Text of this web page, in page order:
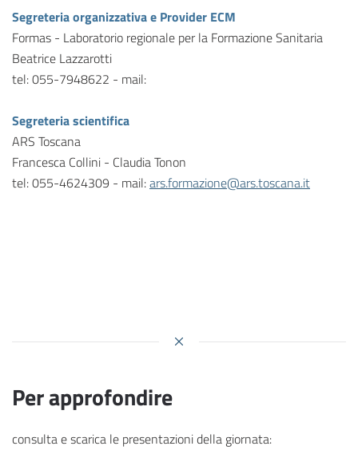
Segreteria organizzativa e Provider ECM
Formas - Laboratorio regionale per la Formazione Sanitaria
Beatrice Lazzarotti
tel: 055-7948622 - mail:
Segreteria scientifica
ARS Toscana
Francesca Collini - Claudia Tonon
tel: 055-4624309 - mail:ars.formazione@ars.toscana.it
Per approfondire
consulta e scarica le presentazioni della giornata: